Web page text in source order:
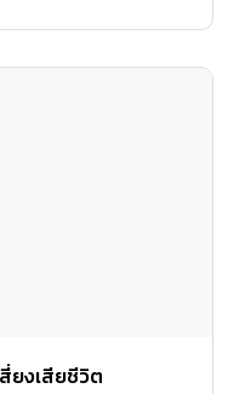
ยงเสียชีวิต